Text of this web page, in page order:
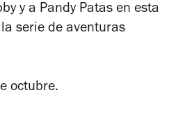
y a Pandy Patas en esta
serie de aventuras
octubre.